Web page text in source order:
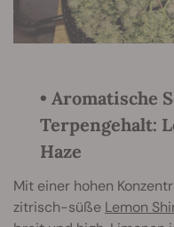
• Aromatische
Terpengehalt:
Haze
Mit einer hohen
zitrisch-süße Lemon